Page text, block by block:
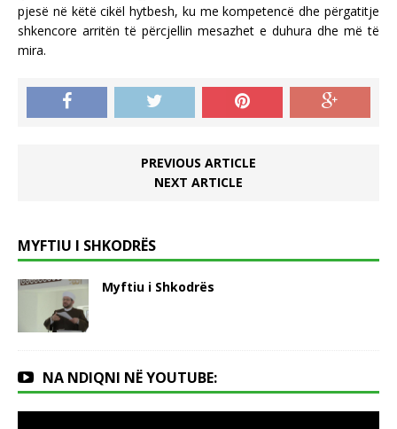
pjesë në këtë cikël hytbesh, ku me kompetencë dhe përgatitje
shkencore arritën të përcjellin mesazhet e duhura dhe më të
mira.
PREVIOUS ARTICLE
NEXT ARTICLE
MYFTIU I SHKODRËS
Myftiu i Shkodrës
NA NDIQNI NË YOUTUBE: